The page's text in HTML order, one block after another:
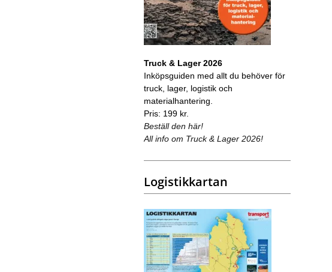
Truck & Lager 2026
Inköpsguiden med allt du behöver för
truck, lager, logistik och
materialhantering.
Pris: 199 kr.
Beställ den här!
All info om Truck & Lager 2026!
Logistikkartan